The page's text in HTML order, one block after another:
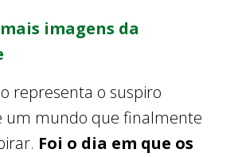
imagens da
representa o suspiro
um mundo que finalmente
Foi o dia em que os